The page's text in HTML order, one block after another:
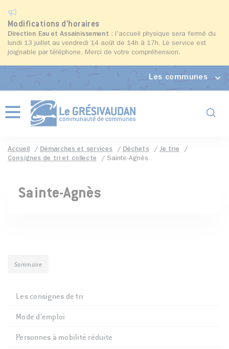
Modifications d'horaires
Direction Eau et Assainissement : l'accueil physique sera fermé du
lundi 13 juillet au vendredi 14 août de 14h à 17h. Le service est
joignable par téléphone. Merci de votre compréhension.
Les communes
Menu
Accueil Démarches et services Déchets
Je trie
Consignes de tri et collecte
Sainte-Agnès
Sainte-Agnès
Sommaire
Les consignes de tri
Mode d'emploi
Personnes à mobilité réduite